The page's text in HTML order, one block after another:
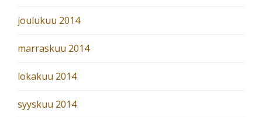
joulukuu 2014
marraskuu 2014
lokakuu 2014
syyskuu 2014